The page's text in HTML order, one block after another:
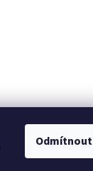
Odmítnout
po celé ČR